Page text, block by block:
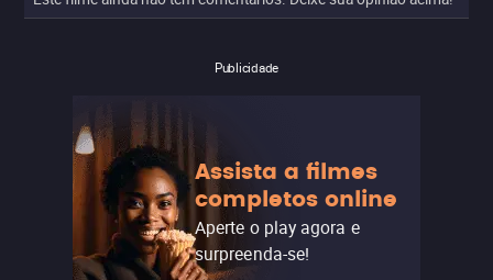
Publicidade
Assista a filmes
completos online
Aperte o play agora e
surpreenda-se!